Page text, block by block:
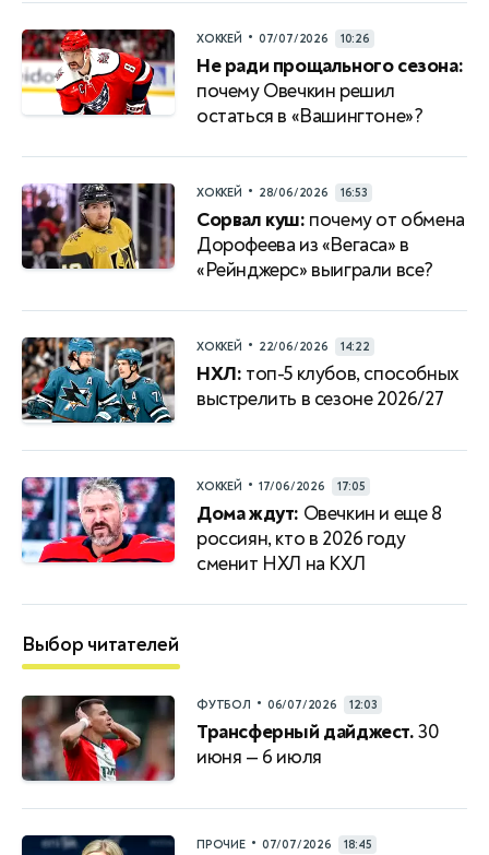
ХОККЕЙ • 07/07/2026 10:26
Не ради прощального сезона:
почему Овечкин решил
остаться в «Вашингтоне»?
ХОККЕЙ • 28/06/2026 16:53
Сорвал куш: почему от обмена
Дорофеева из «Вегаса» в
«Рейнджерс» выиграли все?
ХОККЕЙ • 22/06/2026 14:22
НХЛ: топ-5 клубов, способных
выстрелить в сезоне 2026/27
ХОККЕЙ • 17/06/2026 17:05
Дома ждут: Овечкин и еще 8
россиян, кто в 2026 году
сменит НХЛ на КХЛ
Выбор читателей
ФУТБОЛ • 06/07/2026 12:03
Трансферный дайджест.30
июня — 6 июля
ПРОЧИЕ • 07/07/2026 18:45